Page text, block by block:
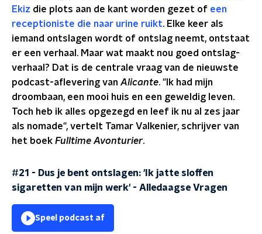
Ekiz die plots aan de kant worden gezet of een
receptioniste die naar urine ruikt. Elke keer als
iemand ontslagen wordt of ontslag neemt, ontstaat
er een verhaal. Maar wat maakt nou goed ontslag-
verhaal? Dat is de centrale vraag van de nieuwste
podcast-aflevering van Alicante. "Ik had mijn
droombaan, een mooi huis en een geweldig leven.
Toch heb ik alles opgezegd en leef ik nu al zes jaar
als nomade", vertelt Tamar Valkenier, schrijver van
het boek Fulltime Avonturier.
#21 - Dus je bent ontslagen: 'Ik jatte sloffen
sigaretten van mijn werk' - Alledaagse Vragen
Speel podcast af